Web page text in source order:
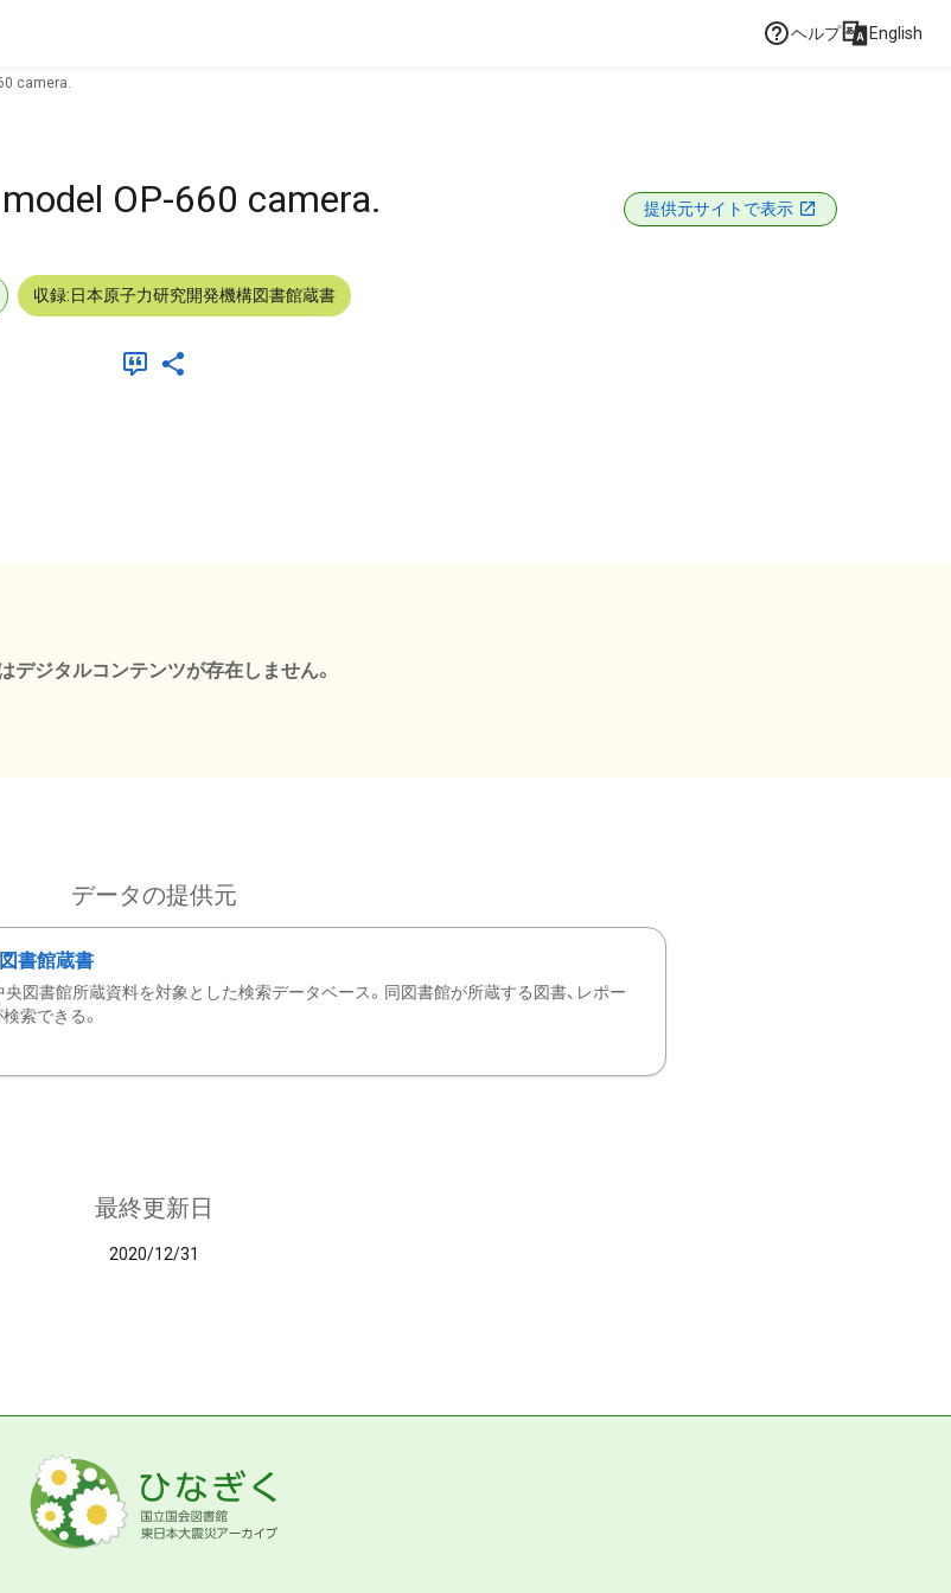
ヘルプ English
camera.
OP-660 camera. 提供元サイトで表示
収録:日本原子力研究開発機構図書館蔵書
デジタルコンテンツが存在しません。
データの提供元
書館蔵書
図書館所蔵資料を対象とした検索データベース。同図書館が所蔵する図書、レポー
索できる。
最終更新日
2020/12/31